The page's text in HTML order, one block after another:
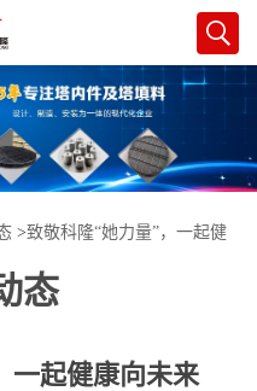
>致敬科隆“她力量”，一起健
态
一起健康向未来